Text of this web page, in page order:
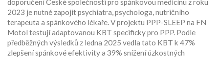
doporučení České společnosti pro spánkovou medicínu z roku
2023 je nutné zapojit psychiatra, psychologa, nutričního
terapeuta a spánkového lékaře. V projektu PPP-SLEEP na FN
Motol testují adaptovanou KBT specificky pro PPP. Podle
předběžných výsledků z ledna 2025 vedla tato KBT k 47%
zlepšení spánkové efektivity a 39% snížení úzkostných